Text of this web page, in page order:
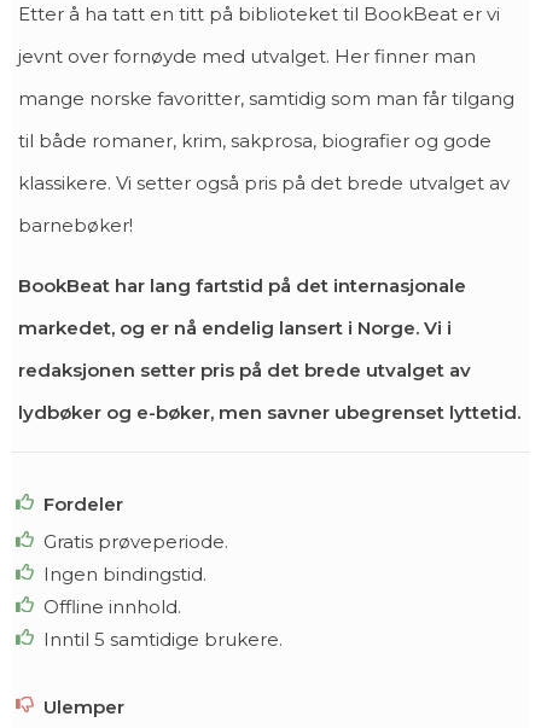
Etter å ha tatt en titt på biblioteket til BookBeat er vi
jevnt over fornøyde med utvalget. Her finner man
mange norske favoritter, samtidig som man får tilgang
til både romaner, krim, sakprosa, biografier og gode
klassikere. Vi setter også pris på det brede utvalget av
barnebøker!
BookBeat har lang fartstid på det internasjonale
markedet, og er nå endelig lansert i Norge. Vi i
redaksjonen setter pris på det brede utvalget av
lydbøker og e-bøker, men savner ubegrenset lyttetid.
Fordeler
Gratis prøveperiode.
Ingen bindingstid.
Offline innhold.
Inntil 5 samtidige brukere.
Ulemper